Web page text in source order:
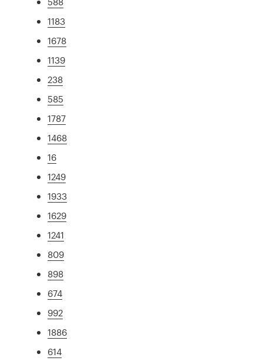
1183
1678
1139
238
585
1787
1468
16
1249
1933
1629
1241
809
898
674
992
1886
614